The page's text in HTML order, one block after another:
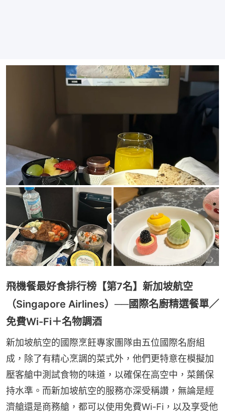
飛機餐最好食排行榜【第7名】新加坡航空
（Singapore Airlines）──國際名廚精選餐單／
免費Wi-Fi＋名物調酒
新加坡航空的國際烹飪專家團隊由五位國際名廚組
成，除了有精心烹調的菜式外，他們更特意在模擬加
壓客艙中測試食物的味道，以確保在高空中，菜餚保
持水準。而新加坡航空的服務亦深受稱讚，無論是經
濟艙還是商務艙，都可以使用免費Wi-Fi，以及享受他